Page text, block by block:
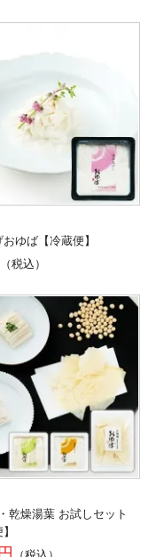
ゆば【冷蔵便】
（税込）
乾燥湯葉 お試しセット